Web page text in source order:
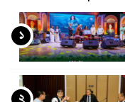
১
২